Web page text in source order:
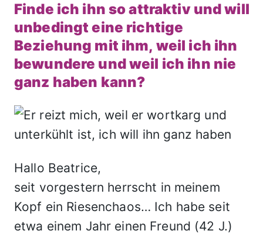
Finde ich ihn so attraktiv und will
unbedingt eine richtige
Beziehung mit ihm, weil ich ihn
bewundere und weil ich ihn nie
ganz haben kann?
Hallo Beatrice,
seit vorgestern herrscht in meinem
Kopf ein Riesenchaos… Ich habe seit
etwa einem Jahr einen Freund (42 J.)